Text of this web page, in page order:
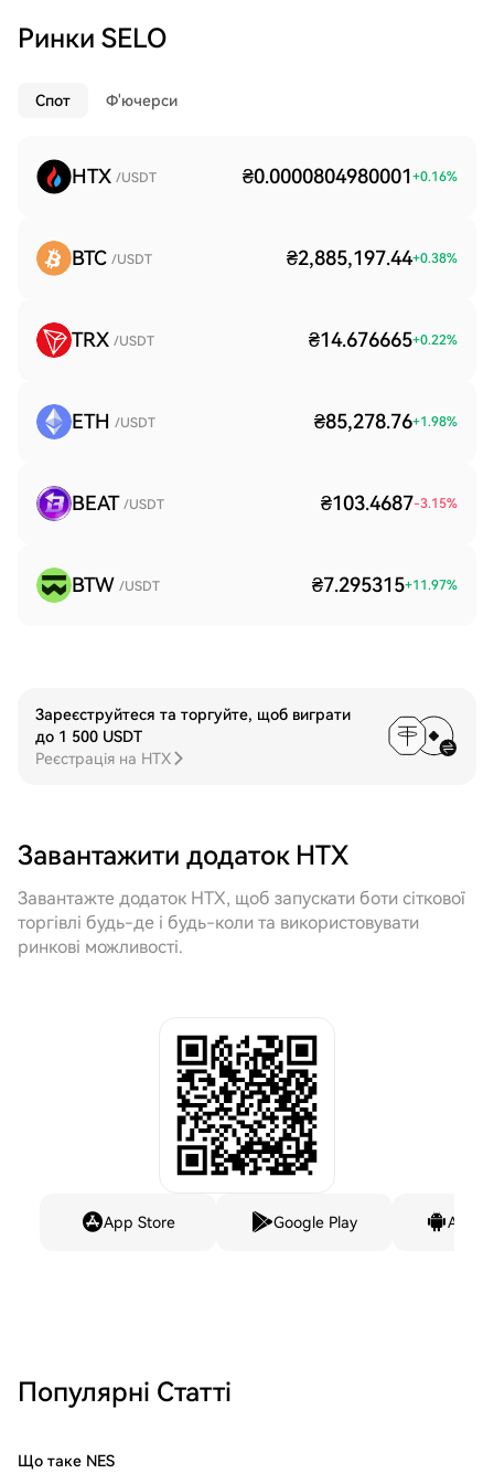
Ринки SELO
Спот Ф'ючерси
HTX /USDT ₴0.0000804980001 +0.16%
BTC /USDT ₴2,885,197.44+0.38%
TRX /USDT ₴14.676665+0.22%
ETH /USDT ₴85,278.76+1.98%
BEAT /USDT ₴103.4687-3.15%
BTW /USDT ₴7.295315+11.97%
Зареєструйтеся та торгуйте, щоб виграти
до 1 500 USDT
Реєстрація на HTX
Завантажити додаток HTX
Завантажте додаток HTX, щоб запускати боти сіткової
торгівлі будь-де і будь-коли та використовувати
ринкові можливості.
App Store Google Play
Популярні Статті
Що таке NES